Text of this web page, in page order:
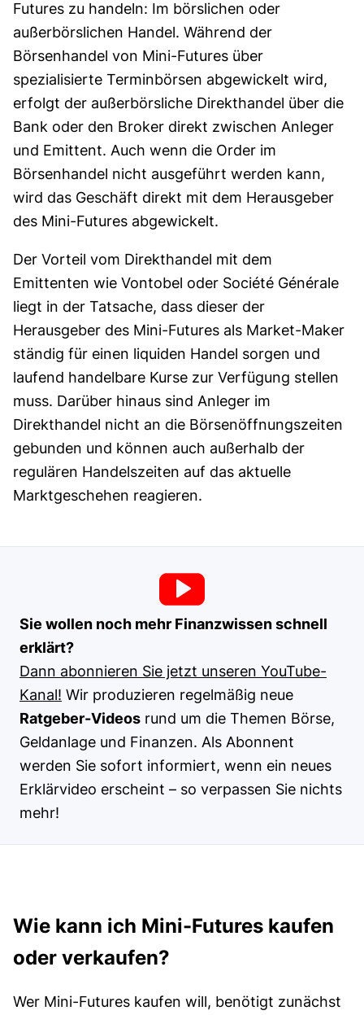
Futures zu handeln: Im börslichen oder
außerbörslichen Handel. Während der
Börsenhandel von Mini-Futures über
spezialisierte Terminbörsen abgewickelt wird,
erfolgt der außerbörsliche Direkthandel über die
Bank oder den Broker direkt zwischen Anleger
und Emittent. Auch wenn die Order im
Börsenhandel nicht ausgeführt werden kann,
wird das Geschäft direkt mit dem Herausgeber
des Mini-Futures abgewickelt.
Der Vorteil vom Direkthandel mit dem
Emittenten wie Vontobel oder Société Générale
liegt in der Tatsache, dass dieser der
Herausgeber des Mini-Futures als Market-Maker
ständig für einen liquiden Handel sorgen und
laufend handelbare Kurse zur Verfügung stellen
muss. Darüber hinaus sind Anleger im
Direkthandel nicht an die Börsenöffnungszeiten
gebunden und können auch außerhalb der
regulären Handelszeiten auf das aktuelle
Marktgeschehen reagieren.
Sie wollen noch mehr Finanzwissen schnell
erklärt?
Dann abonnieren Sie jetzt unseren YouTube-
Kanal! Wir produzieren regelmäßig neue
Ratgeber-Videos rund um die Themen Börse,
Geldanlage und Finanzen. Als Abonnent
werden Sie sofort informiert, wenn ein neues
Erklärvideo erscheint – so verpassen Sie nichts
mehr!
Wie kann ich Mini-Futures kaufen
oder verkaufen?
Wer Mini-Futures kaufen will, benötigt zunächst